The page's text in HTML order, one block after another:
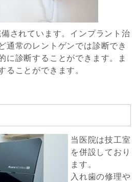
されています。インプラント治
通常のレントゲンでは診断でき
に診断することができます。ま
ることができます。
当医院は技工室
を併設しており
ます。
入れ歯の修理や